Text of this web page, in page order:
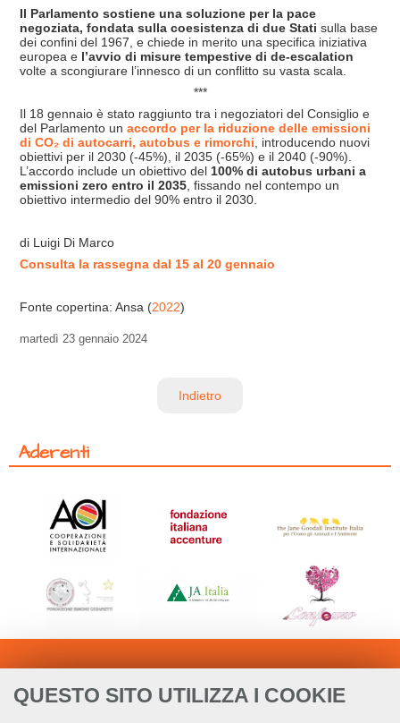
QUESTO SITO UTILIZZA I COOKIE
Il Parlamento sostiene una soluzione per la pace
negoziata, fondata sulla coesistenza di due Stati sulla base
dei confini del 1967, e chiede in merito una specifica iniziativa
europea e l’avvio di misure tempestive di de-escalation
volte a scongiurare l’innesco di un conflitto su vasta scala.
***
Il 18 gennaio è stato raggiunto tra i negoziatori del Consiglio e
del Parlamento un accordo per la riduzione delle emissioni
di CO₂ di autocarri, autobus e rimorchi , introducendo nuovi
obiettivi per il 2030 (-45%), il 2035 (-65%) e il 2040 (-90%).
L’accordo include un obiettivo del 100% di autobus urbani a
emissioni zero entro il 2035 , fissando nel contempo un
obiettivo intermedio del 90% entro il 2030.
di Luigi Di Marco
Consulta la rassegna dal 15 al 20 gennaio
Fonte copertina: Ansa (2022)
martedì 23 gennaio 2024
Indietro
Aderenti